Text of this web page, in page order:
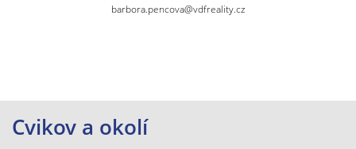
barbora.pencova@vdfreality.cz
Cvikov a okolí